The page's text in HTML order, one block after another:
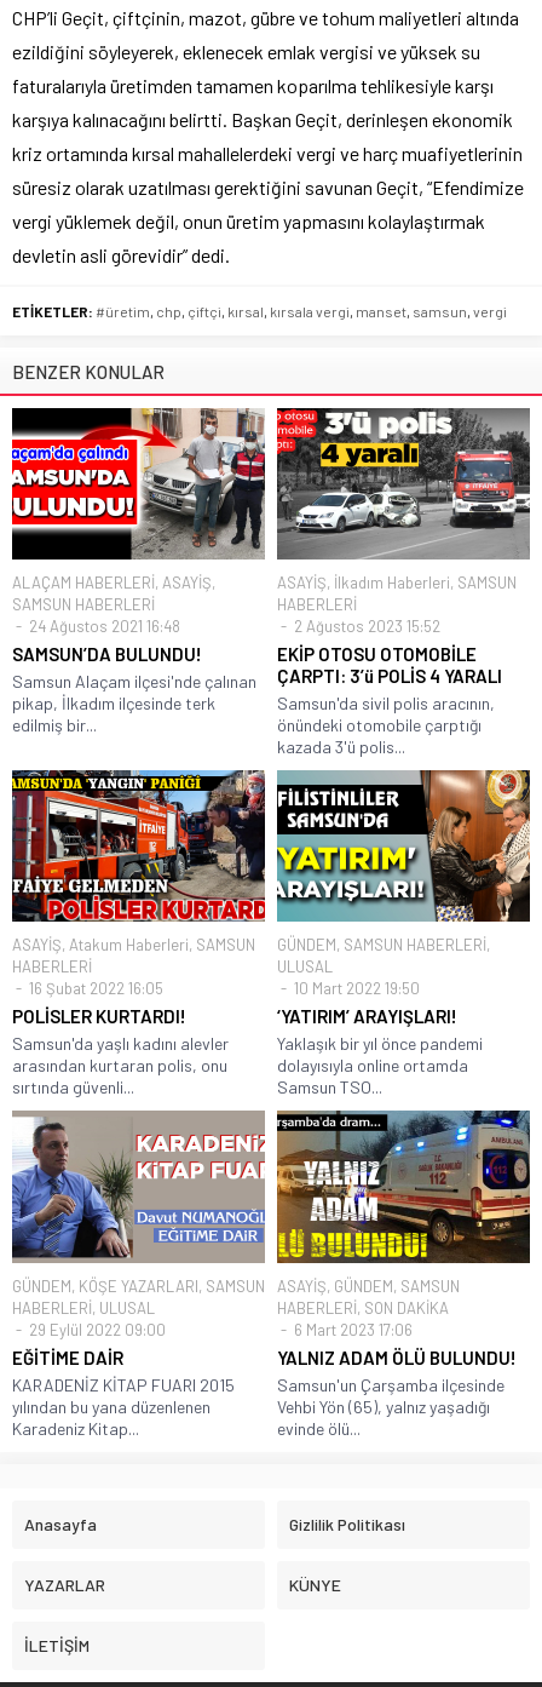
CHP’li Geçit, çiftçinin, mazot, gübre ve tohum maliyetleri altında
ezildiğini söyleyerek, eklenecek emlak vergisi ve yüksek su
faturalarıyla üretimden tamamen koparılma tehlikesiyle karşı
karşıya kalınacağını belirtti. Başkan Geçit, derinleşen ekonomik
kriz ortamında kırsal mahallelerdeki vergi ve harç muafiyetlerinin
süresiz olarak uzatılması gerektiğini savunan Geçit, “Efendimize
vergi yüklemek değil, onun üretim yapmasını kolaylaştırmak
devletin asli görevidir” dedi.
ETİKETLER: #üretim chp çiftçi kırsal kırsala vergi manset samsun vergi
BENZER KONULAR
ALAÇAM HABERLERİ, ASAYİŞ,
SAMSUN HABERLERİ
24 Ağustos 2021 16:48
SAMSUN’DA BULUNDU!
Samsun Alaçam ilçesi'nde çalınan
pikap, İlkadım ilçesinde terk
edilmiş bir...
ASAYİŞ, İlkadım Haberleri, SAMSUN
HABERLERİ
2 Ağustos 2023 15:52
EKİP OTOSU OTOMOBİLE
ÇARPTI: 3’ü POLİS 4 YARALI
Samsun'da sivil polis aracının,
önündeki otomobile çarptığı
kazada 3'ü polis...
ASAYİŞ, Atakum Haberleri, SAMSUN
HABERLERİ
16 Şubat 2022 16:05
POLİSLER KURTARDI!
Samsun'da yaşlı kadını alevler
arasından kurtaran polis, onu
sırtında güvenli...
GÜNDEM, SAMSUN HABERLERİ,
ULUSAL
10 Mart 2022 19:50
‘YATIRIM’ ARAYIŞLARI!
Yaklaşık bir yıl önce pandemi
dolayısıyla online ortamda
Samsun TSO...
GÜNDEM, KÖŞE YAZARLARI, SAMSUN
HABERLERİ, ULUSAL
29 Eylül 2022 09:00
EĞİTİME DAİR
KARADENİZ KİTAP FUARI 2015
yılından bu yana düzenlenen
Karadeniz Kitap...
ASAYİŞ, GÜNDEM, SAMSUN
HABERLERİ, SON DAKİKA
6 Mart 2023 17:06
YALNIZ ADAM ÖLÜ BULUNDU!
Samsun'un Çarşamba ilçesinde
Vehbi Yön (65), yalnız yaşadığı
evinde ölü...
Anasayfa Gizlilik Politikası
YAZARLAR KÜNYE
İLETİŞİM